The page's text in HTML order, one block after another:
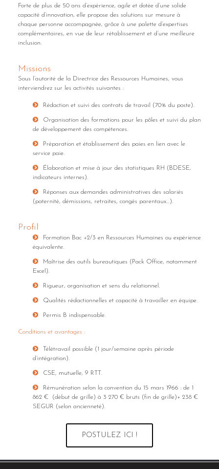
Forte de plus de 50 ans d’expérience, agile et dotée d’une solide
capacité d’innovation, elle propose des solutions sur mesure à
chaque personne accompagnée, grâce à une palette d’expertises
complémentaires, en vue de leur rétablissement et d’une meilleure
inclusion.
Missions
Sous l’autorité de la Directrice des Ressources Humaines, vous
interviendrez sur les activités suivantes :
Rédaction et suivi des contrats de travail (70% du poste).
Organisation des formations pour les pôles et suivi du plan
de développement des compétences.
Préparation et établissement des paies en lien avec le
service paie.
Élaboration et mise à jour des statistiques RH (BDESE,
indicateurs internes).
Réponses aux demandes administratives des salariés
(paternité, démissions, retraites, congés parentaux…).
Profil
Formation Bac +2/3 en Ressources Humaines ou expérience
équivalente.
Maîtrise des outils bureautiques (Pack Office, notamment
Excel).
Rigueur, organisation et sens du relationnel.
Qualités rédactionnelles et capacité à travailler en équipe.
Permis B indispensable.
Conditions et avantages :
Télétravail possible (1 jour/semaine après période
d’intégration).
CSE, mutuelle, 9 RTT.
Rémunération selon la convention du 15 mars 1966 : de 1
862 € (début de grille) à 3 270 € bruts (fin de grille)+ 238 €
SEGUR (selon ancienneté).
POSTULEZ ICI !